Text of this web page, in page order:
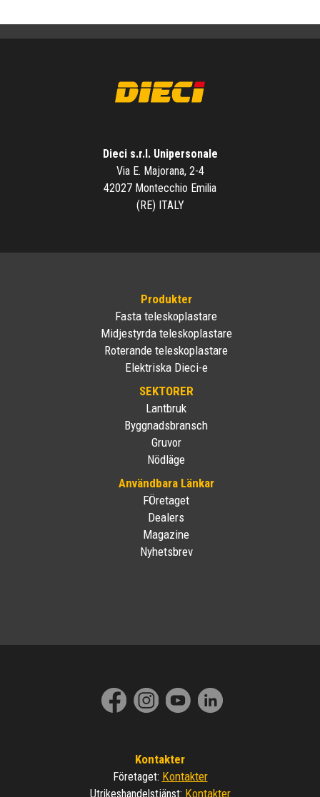
Dieci s.r.l. Unipersonale
Via E. Majorana, 2-4
42027 Montecchio Emilia
(RE) ITALY
Produkter
Fasta teleskoplastare
Midjestyrda teleskoplastare
Roterande teleskoplastare
Elektriska Dieci-e
SEKTORER
Lantbruk
Byggnadsbransch
Gruvor
Nödläge
Användbara Länkar
FÖretaget
Dealers
Magazine
Nyhetsbrev
Kontakter
Företaget: Kontakter
Utrikeshandelstjänst: Kontakter